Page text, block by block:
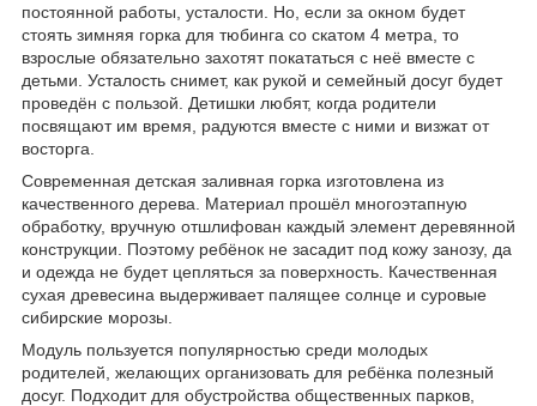
постоянной работы, усталости. Но, если за окном будет
стоять зимняя горка для тюбинга со скатом 4 метра, то
взрослые обязательно захотят покататься с неё вместе с
детьми. Усталость снимет, как рукой и семейный досуг будет
проведён с пользой. Детишки любят, когда родители
посвящают им время, радуются вместе с ними и визжат от
восторга.
Современная детская заливная горка изготовлена из
качественного дерева. Материал прошёл многоэтапную
обработку, вручную отшлифован каждый элемент деревянной
конструкции. Поэтому ребёнок не засадит под кожу занозу, да
и одежда не будет цепляться за поверхность. Качественная
сухая древесина выдерживает палящее солнце и суровые
сибирские морозы.
Модуль пользуется популярностью среди молодых
родителей, желающих организовать для ребёнка полезный
досуг. Подходит для обустройства общественных парков,